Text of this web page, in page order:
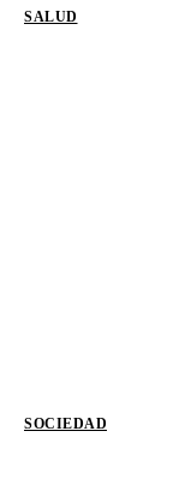
SALUD
SOCIEDAD